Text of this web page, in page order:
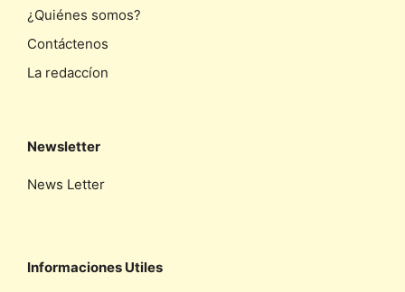
¿Quiénes somos?
Contáctenos
La redaccíon
Newsletter
News Letter
Informaciones Utiles